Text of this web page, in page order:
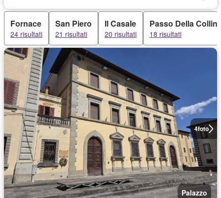
Fornace
24 risultati
San Piero
21 risultati
Il Casale
20 risultati
Passo Della
18 risultati
4foto
Palazzo